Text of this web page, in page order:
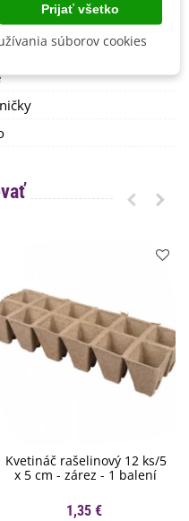
Kvetináč rašelinový 12 ks/5
x 5 cm - zárez - 1 balení
1,35 €
Prijať všetko
súborov cookies